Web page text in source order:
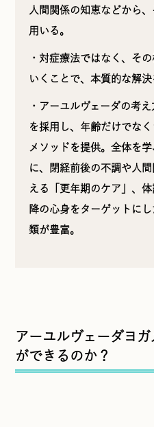
人間関係の知恵などから
用いる。
・対症療法ではなく、そ
いくことで、本質的な解決
・アーユルヴェーダの考
を採用し、年齢だけでな
メソッドを提供。全体を
に、閉経前後の不調や人
える「更年期のケア」、
降の心身をターゲットに
類が豊富。
アーユルヴェーダヨ
ができるのか？